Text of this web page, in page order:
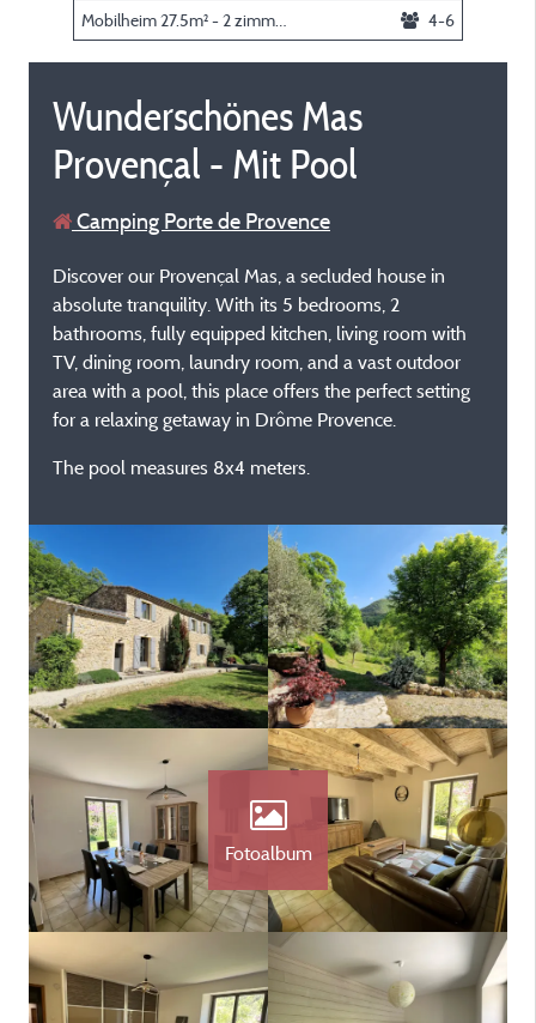
4-6
Wunderschönes Mas
Provençal - Mit Pool
Camping Porte de Provence
Discover our Provençal Mas, a secluded house in
absolute tranquility. With its 5 bedrooms, 2
bathrooms, fully equipped kitchen, living room with
TV, dining room, laundry room, and a vast outdoor
area with a pool, this place offers the perfect setting
for a relaxing getaway in Drôme Provence.
The pool measures 8x4 meters.
Fotoalbum